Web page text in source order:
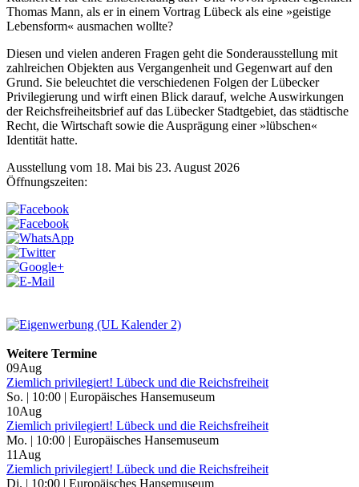
Thomas Mann, als er in einem Vortrag Lübeck als eine »geistige
Lebensform« ausmachen wollte?
Diesen und vielen anderen Fragen geht die Sonderausstellung mit
zahlreichen Objekten aus Vergangenheit und Gegenwart auf den
Grund. Sie beleuchtet die verschiedenen Folgen der Lübecker
Privilegierung und wirft einen Blick darauf, welche Auswirkungen
der Reichsfreiheitsbrief auf das Lübecker Stadtgebiet, das städtische
Recht, die Wirtschaft sowie die Ausprägung einer »lübschen«
Identität hatte.
Ausstellung vom 18. Mai bis 23. August 2026
Öffnungszeiten:
Weitere Termine
09Aug
Ziemlich privilegiert! Lübeck und die Reichsfreiheit
So. | 10:00 | Europäisches Hansemuseum
10Aug
Ziemlich privilegiert! Lübeck und die Reichsfreiheit
Mo. | 10:00 | Europäisches Hansemuseum
11 Aug
Ziemlich privilegiert! Lübeck und die Reichsfreiheit
Di. | 10:00 | Europäisches Hansemuseum